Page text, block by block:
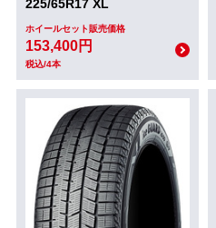
225/65R17 XL
ホイールセット販売価格
153,400円
税込/4本